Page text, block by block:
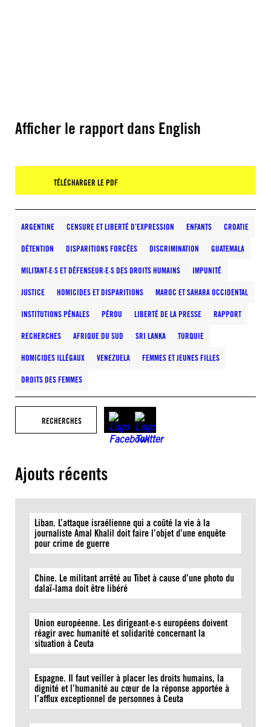
Afficher le rapport dans English
TÉLÉCHARGER LE PDF
ARGENTINE CENSURE ET LIBERTÉ D’EXPRESSION ENFANTS CROATIE
DÉTENTION DISPARITIONS FORCÉES DISCRIMINATION GUATEMALA
MILITANT·E·S ET DÉFENSEUR·E·S DES DROITS HUMAINS IMPUNITÉ
JUSTICE HOMICIDES ET DISPARITIONS MAROC ET SAHARA OCCIDENTAL
INSTITUTIONS PÉNALES PÉROU LIBERTÉ DE LA PRESSE RAPPORT
RECHERCHES AFRIQUE DU SUD SRI LANKA TURQUIE
HOMICIDES ILLÉGAUX VENEZUELA FEMMES ET JEUNES FILLES
DROITS DES FEMMES
RECHERCHES
Ajouts récents
Liban. L’attaque israélienne qui a coûté la vie à la
journaliste Amal Khalil doit faire l’objet d’une enquête
pour crime de guerre
Chine. Le militant arrêté au Tibet à cause d’une photo du
dalaï-lama doit être libéré
Union européenne. Les dirigeant·e·s européens doivent
réagir avec humanité et solidarité concernant la
situation à Ceuta
Espagne. Il faut veiller à placer les droits humains, la
dignité et l’humanité au cœur de la réponse apportée à
l’afflux exceptionnel de personnes à Ceuta